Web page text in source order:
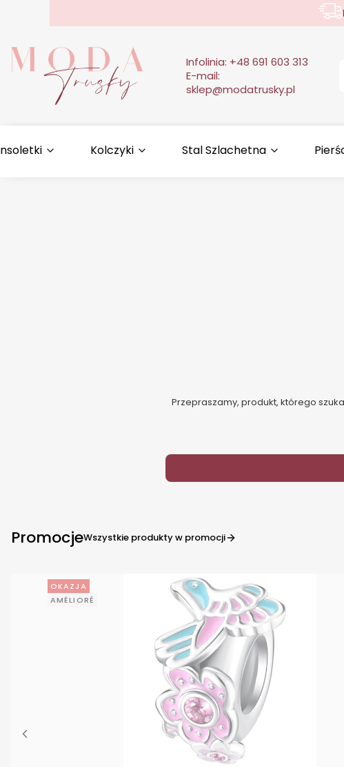
Infolinia: +48 691 603 313
E-mail:
sklep@modatrusky.pl
Kolczyki Stal Szlachetna
Przepraszamy, produkt, którego
PromocjeWszystkie produkty w promocji
OKAZJA
AMÉLIORÉ